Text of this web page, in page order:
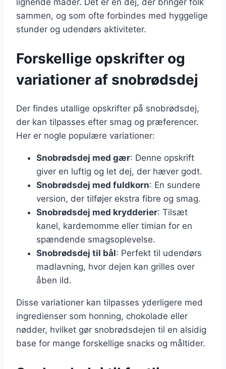
sammen, og som ofte forbindes med hyggelige
stunder og udendørs aktiviteter.
Forskellige opskrifter og
variationer af snobrødsdej
Der findes utallige opskrifter på snobrødsdej,
der kan tilpasses efter smag og præferencer.
Her er nogle populære variationer:
Snobrødsdej med gær: Denne opskrift
giver en luftig og let dej, der hæver godt.
Snobrødsdej med fuldkorn: En sundere
version, der tilføjer ekstra fibre og smag.
Snobrødsdej med krydderier: Tilsæt
kanel, kardemomme eller timian for en
spændende smagsoplevelse.
Snobrødsdej til bål: Perfekt til udendørs
madlavning, hvor dejen kan grilles over
åben ild.
Disse variationer kan tilpasses yderligere med
ingredienser som honning, chokolade eller
nødder, hvilket gør snobrødsdejen til en alsidig
base for mange forskellige snacks og måltider.